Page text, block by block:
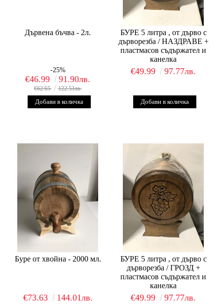
Дървена бъчва - 2л.
-25%
€46.99 91.90лв.
€62.65 122.53лв.
БУРЕ 5 литра , от дърво с
дърворезба / НАЗДРАВЕ +
пластмасов съдържател и
канелка
€49.99 97.77лв.
Буре от хвойна - 2000 мл.
€73.63 144.01лв.
БУРЕ 5 литра , от дърво с
дърворезба / ГРОЗД +
пластмасов съдържател и
канелка
€49.99 97.77лв.